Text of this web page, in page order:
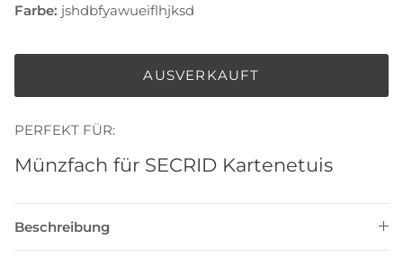
Farbe: jshdbfyawueiflhjksd
AUSVERKAUFT
PERFEKT FÜR:
Münzfach für SECRID Kartenetuis
Beschreibung